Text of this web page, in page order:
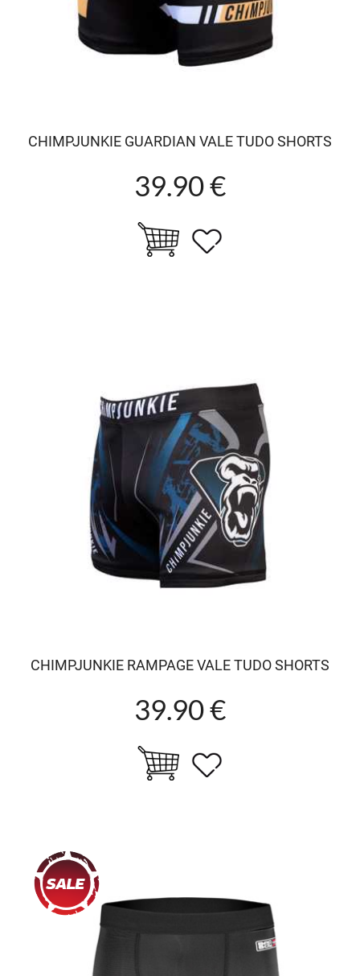
CHIMPJUNKIE GUARDIAN VALE TUDO SHORTS
39.90 €
CHIMPJUNKIE RAMPAGE VALE TUDO SHORTS
39.90 €